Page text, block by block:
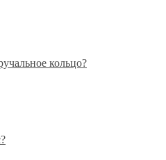
кольцо?